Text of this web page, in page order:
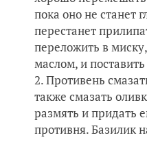
пока оно не станет
перестанет
переложить в
маслом, и
Противень
также смазать
размять и придать
противня. Базилик